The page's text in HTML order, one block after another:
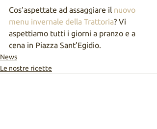
Cos’aspettate ad assaggiare il nuovo
menu invernale della Trattoria? Vi
aspettiamo tutti i giorni a pranzo e a
cena in Piazza Sant’Egidio.
News
Le nostre ricette